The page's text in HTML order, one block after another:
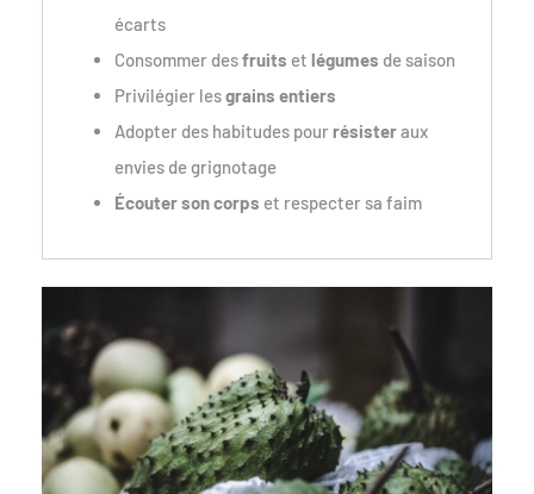
écarts
Consommer desfruits et légumes de saison
Privilégier lesgrains entiers
Adopter des habitudes pourrésisteraux
envies de grignotage
Écouter son corps et respecter sa faim